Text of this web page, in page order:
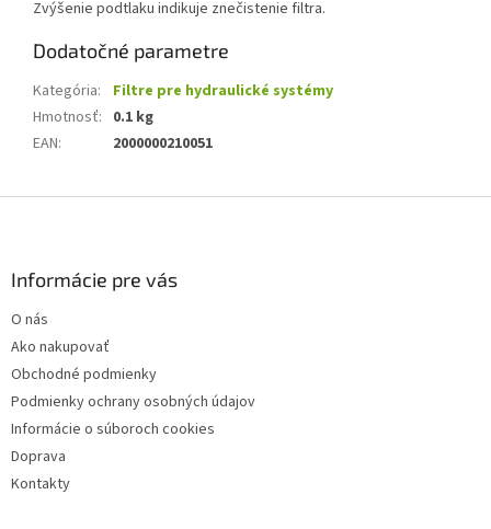
Zvýšenie podtlaku indikuje znečistenie filtra.
Dodatočné parametre
Kategória:
Filtre pre hydraulické systémy
Hmotnosť: 0.1 kg
EAN: 2000000210051
Informácie pre vás
O nás
Ako nakupovať
Obchodné podmienky
Podmienky ochrany osobných údajov
Informácie o súboroch cookies
Doprava
Kontakty